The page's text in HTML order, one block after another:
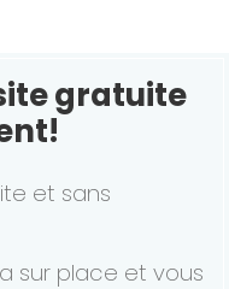
gratuite
et sans
sur place et vous